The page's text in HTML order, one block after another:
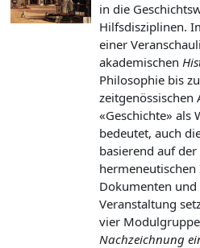
in die
Hilfsdisziplinen.
einer
akademischen
Philosophie bis
zeitgenössischen
«Geschichte» als
bedeutet, auch
basierend auf
Dokumenten
Veranstaltung
vier
Nachzeichnung